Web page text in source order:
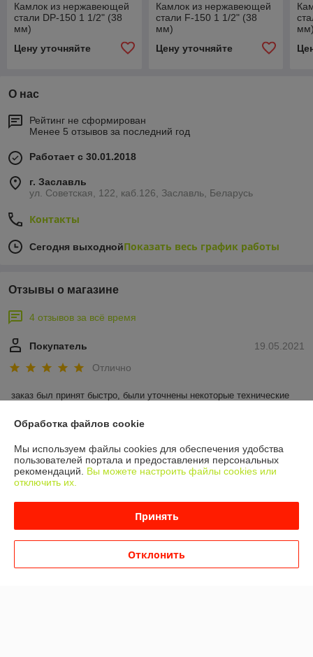
Камлок из нержавеющей
стали DР-150 1 1/2" (38
мм)
Цену уточняйте
Камлок из нержавеющей
стали F-150 1 1/2" (38
мм)
Цену уточняйте
О нас
Рейтинг не сформирован
Менее 5 отзывов за последний год
Работает с 30.01.2018
г. Заславль
ул. Советская, 122, каб.126, Заславль, Беларусь
Контакты
Сегодня выходнойПоказать весь график работы
Отзывы о магазине
4 отзывов за всё время
19.05.2021
Покупатель
Отлично
заказ был принят быстро, были уточнены некоторые технические
19.05.2021
Дмитрий
Отлично
Сделка подтверждена через корзину
Показать все отзывы
Обработка файлов cookie
Мы используем файлы cookies для обеспечения удобства
пользователей портала и предоставления персональных
рекомендаций. Вы можете настроить файлы cookies или
отключить их.
Принять
Отклонить